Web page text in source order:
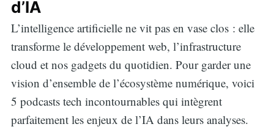
d’IA
L’intelligence artificielle ne vit pas en vase clos : elle
transforme le développement web, l’infrastructure
cloud et nos gadgets du quotidien. Pour garder une
vision d’ensemble de l’écosystème numérique, voici
5 podcasts tech incontournables qui intègrent
parfaitement les enjeux de l’IA dans leurs analyses.